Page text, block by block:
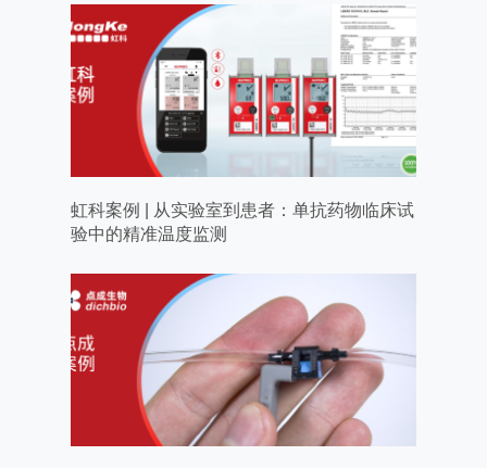
虹科案例 | 从实验室到患者：单抗药物临床试
验中的精准温度监测